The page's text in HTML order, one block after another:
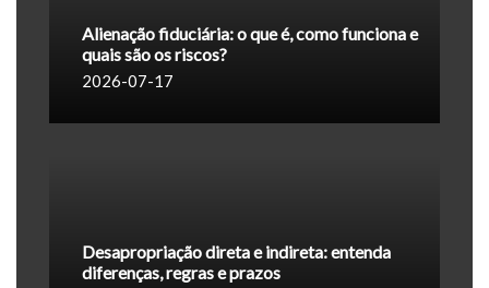
Alienação fiduciária: o que é, como funciona e
quais são os riscos?
2026-07-17
Desapropriação direta e indireta: entenda
diferenças, regras e prazos